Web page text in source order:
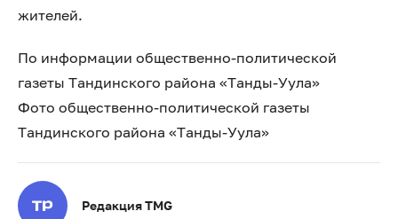
жителей.
По информации общественно-политической
газеты Тандинского района «Танды-Уула»
Фото общественно-политической газеты
Тандинского района «Танды-Уула»
Редакция TMG